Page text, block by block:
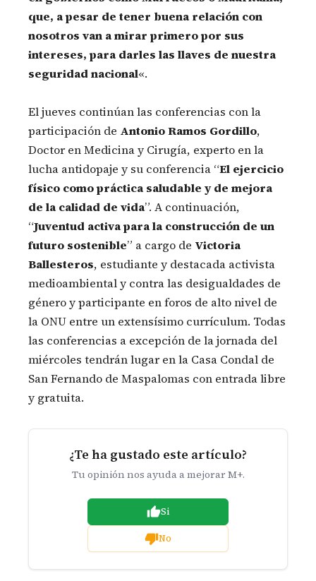
que, a pesar de tener buena relación con
nosotros van a mirar primero por sus
intereses, para darles las llaves de nuestra
seguridad nacional«.
El jueves continúan las conferencias con la
participación de Antonio Ramos Gordillo,
Doctor en Medicina y Cirugía, experto en la
lucha antidopaje y su conferencia “El ejercicio
físico como práctica saludable y de mejora
de la calidad de vida”. A continuación,
“Juventud activa para la construcción de un
futuro sostenible” a cargo de Victoria
Ballesteros, estudiante y destacada activista
medioambiental y contra las desigualdades de
género y participante en foros de alto nivel de
la ONU entre un extensísimo currículum. Todas
las conferencias a excepción de la jornada del
miércoles tendrán lugar en la Casa Condal de
San Fernando de Maspalomas con entrada libre
y gratuita.
¿Te ha gustado este artículo?
Tu opinión nos ayuda a mejorar M+.
Si
No